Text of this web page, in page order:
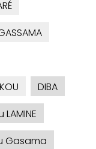
DIBA
Gasama